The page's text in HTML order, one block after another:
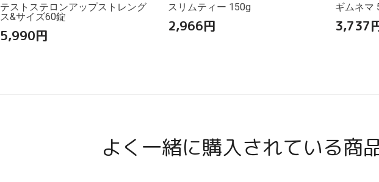
テストステロンアップストレング
ス&サイズ60錠
5,990円
スリムティー 150g
2,966円
ギムネマ
3,737
よく一緒に購入されている商